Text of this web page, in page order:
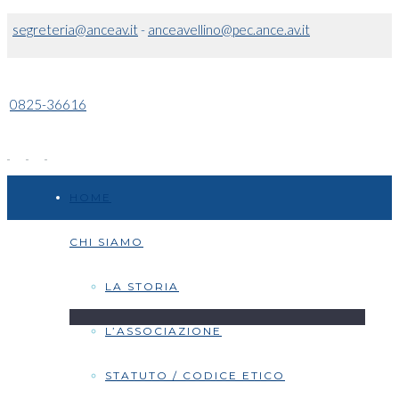
segreteria@anceav.it- anceavellino@pec.ance.av.it
0825-36616
CHI SIAMO
LA STORIA
L’ASSOCIAZIONE
STATUTO / CODICE ETICO